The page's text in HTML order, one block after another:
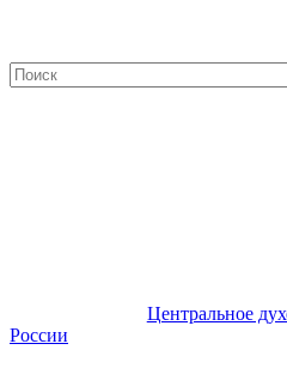
Центральное
России